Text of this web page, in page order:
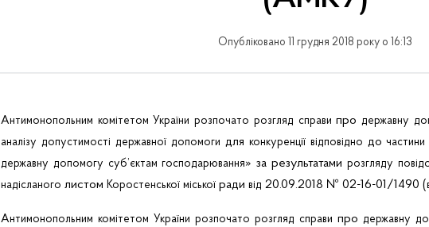
Опубліковано 11 грудня 2018 року о 16:13
Антимонопольним комітетом України розпочато розгляд справи продержавну
аналізу допустимості державної допомоги для конкуренції відповідно дочастини
державну допомогу суб’єктам господарювання» за результатами розгляду
надісланого листом Коростенської міської ради від 20.09.2018 № 02-16-01/1490 (
Антимонопольним комітетом України розпочато розгляд справи про державну